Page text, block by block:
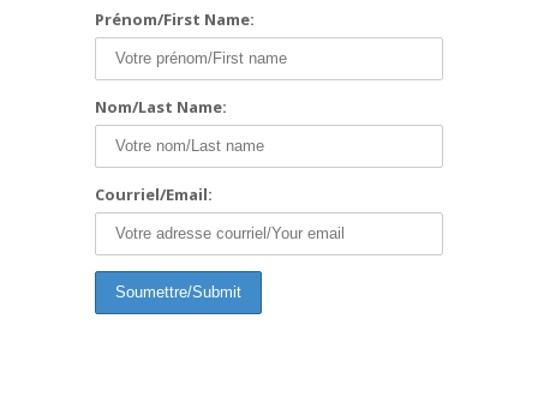
Prénom/First Name:
Nom/Last Name:
Courriel/Email: